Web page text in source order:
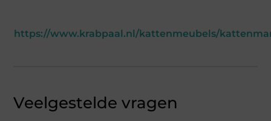
https://www.krabpaal.nl/kattenmeubels/
Veelgestelde vragen